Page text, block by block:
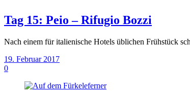
Tag 15: Peio – Rifugio Bozzi
Nach einem für italienische Hotels üblichen Frühstück
19. Februar 2017
0